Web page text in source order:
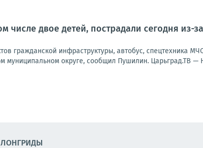
числе двое детей, пострадали сегодня из-
гражданской инфраструктуры, автобус, спецтехника
муниципальном округе, сообщил Пушилин. Царьград.ТВ —
ЛОНГРИДЫ